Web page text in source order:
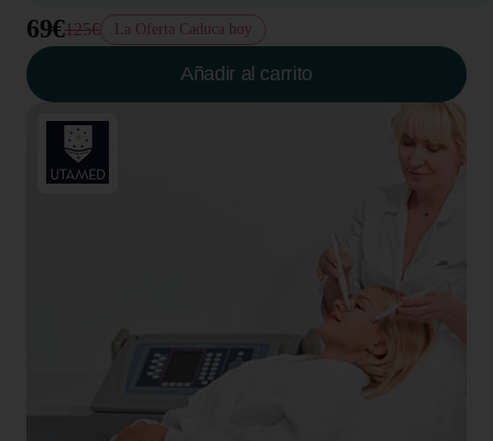
69€125€ La Oferta Caduca hoy
Añadir al carrito